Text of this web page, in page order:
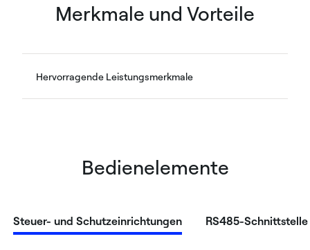
Merkmale und Vorteile
Hervorragende Leistungsmerkmale
Bedienelemente
Steuer- und Schutzeinrichtungen RS485-